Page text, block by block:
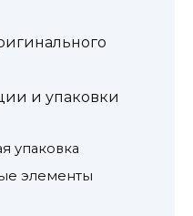
и упаковки
упаковка
элементы